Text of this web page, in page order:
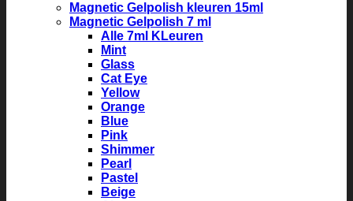
Magnetic Gelpolish kleuren 15ml
Magnetic Gelpolish 7 ml
Alle 7ml KLeuren
Mint
Glass
Cat Eye
Yellow
Orange
Blue
Pink
Shimmer
Pearl
Pastel
Beige